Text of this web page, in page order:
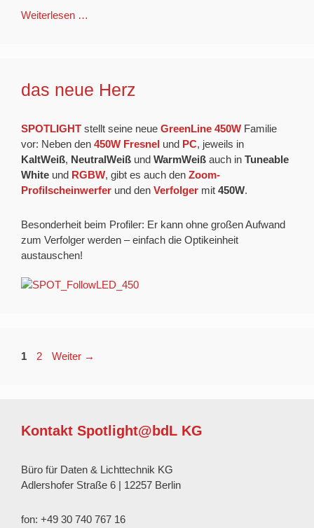
Weiterlesen …
das neue Herz
SPOTLIGHT stellt seine neue GreenLine 450W Familie
vor: Neben den 450W Fresnel und PC, jeweils in
KaltWeiß, NeutralWeiß und WarmWeiß auch in Tuneable
White und RGBW, gibt es auch den Zoom-
Profilscheinwerfer und den Verfolger mit 450W.
Besonderheit beim Profiler: Er kann ohne großen Aufwand
zum Verfolger werden – einfach die Optikeinheit
austauschen!
Seite
1 Seite
2 Weiter →
Kontakt Spotlight@bdL KG
Büro für Daten & Lichttechnik KG
Adlershofer Straße 6 | 12257 Berlin
fon: +49 30 740 767 16